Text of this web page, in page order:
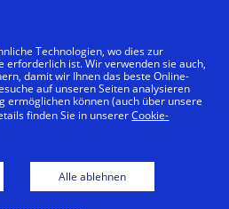
Technologien, wo dies zur
erforderlich ist. Wir verwenden sie auch,
damit wir Ihnen das beste Online-
auf unseren Seiten analysieren
ermöglichen können (auch über unsere
finden Sie in unsererCookie-
Alle ablehnen